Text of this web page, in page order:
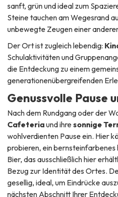
sanft, grün und ideal zum
Steine tauchen am Wegesrand
unbewegte Zeugen einer
Der Ort ist zugleich lebendig:
Schulaktivitäten und
die Entdeckung zu einem
generationenübergreifenden
Genussvolle Pause
Nach dem Rundgang oder der
Cafeteriaund ihresonnige
wohlverdienten Pause ein. Hier
probieren, ein
Bier, das ausschließlich hier
Bezug zur Identität des Ortes.
gesellig, ideal, um Eindrücke
nächsten Abschnitt Ihrer